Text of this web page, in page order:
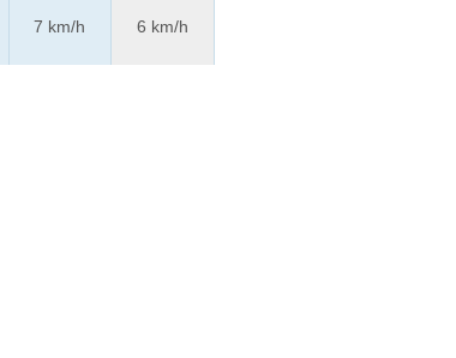
7 km/h
6 km/h